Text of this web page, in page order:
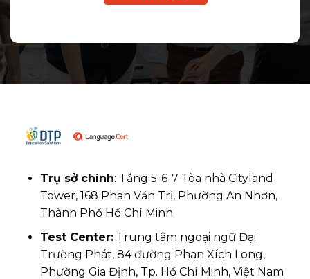
Trụ sở chính: Tầng 5-6-7 Tòa nhà Cityland
Tower, 168 Phan Văn Trị, Phường An Nhơn,
Thành Phố Hồ Chí Minh
Test Center: Trung tâm ngoại ngữ Đại
Trường Phát, 84 đường Phan Xích Long,
Phường Gia Định, Tp. Hồ Chí Minh, Việt Nam